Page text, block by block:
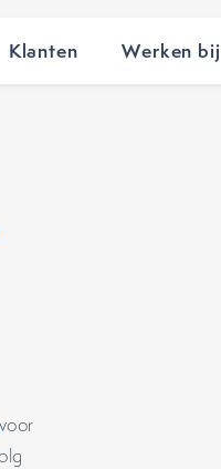
Klanten Werken bij
voor